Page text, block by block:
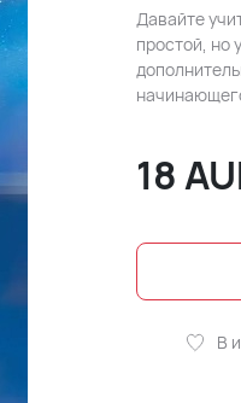
Давайте
простой, но
18
В